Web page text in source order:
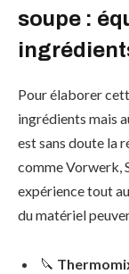
soupe :
Pour élaborer
ingrédients mais
est sans doute la
comme Vorwerk,
expérience tout
du matériel
🔪